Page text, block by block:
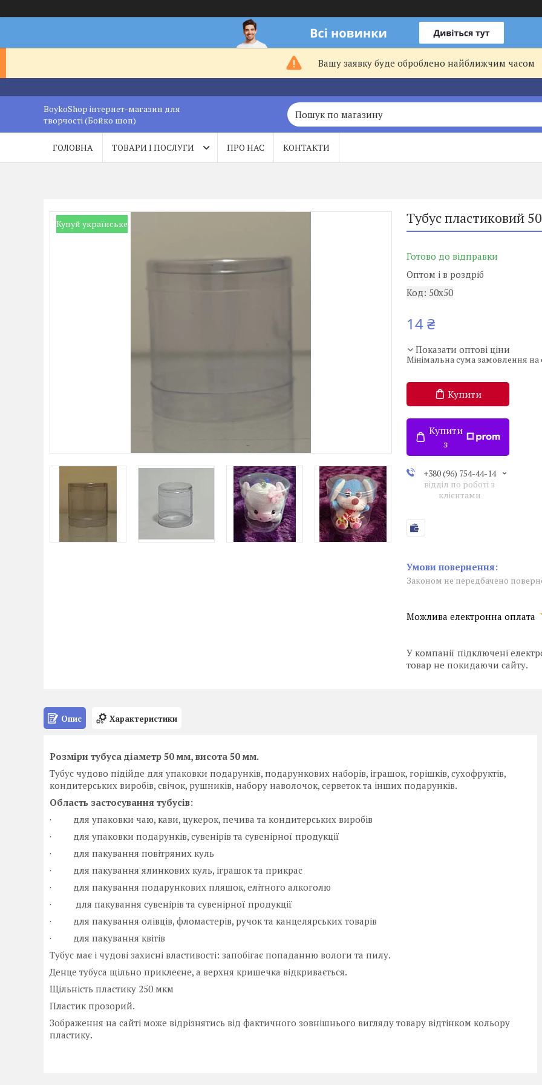
Вашу заявку буде оброблено найближчим часом
BoykoShop інтернет-магазин для
творчості (Бойко шоп)
ГОЛОВНА ТОВАРИ І ПОСЛУГИ ПРО НАС КОНТАКТИ
Купуй українське Тубус пластиковий
Готово до відправки
Оптом і в роздріб
Код: 50х50
14 ₴
Показати оптові ціни
Мінімальна сума замовлення на
Купити
Купити
з
+380 (96) 754-44-14
відділ по роботі з
клієнтами
Законом не передбачено
У компанії підключені
товар не покидаючи сайту.
Опис Характеристики
Розміри тубуса діаметр 50 мм, висота 50 мм.
Тубус чудово підійде для упаковки подарунків, подарункових наборів, іграшок, горішків, сухофруктів,
кондитерських виробів, свічок, рушників, набору наволочок, серветок та інших подарунків.
Область застосування тубусів:
· для упаковки чаю, кави, цукерок, печива та кондитерських виробів
· для упаковки подарунків, сувенірів та сувенірної продукції
· для пакування повітряних куль
· для пакування ялинкових куль, іграшок та прикрас
· для пакування подарункових пляшок, елітного алкоголю
· для пакування сувенірів та сувенірної продукції
· для пакування олівців, фломастерів, ручок та канцелярських товарів
· для пакування квітів
Тубус має і чудові захисні властивості: запобігає попаданню вологи та пилу.
Денце тубуса щільно приклеєне, а верхня кришечка відкривається.
Щільність пластику 250 мкм
Пластик прозорий.
Зображення на сайті може відрізнятись від фактичного зовнішнього вигляду товару відтінком кольору
пластику.